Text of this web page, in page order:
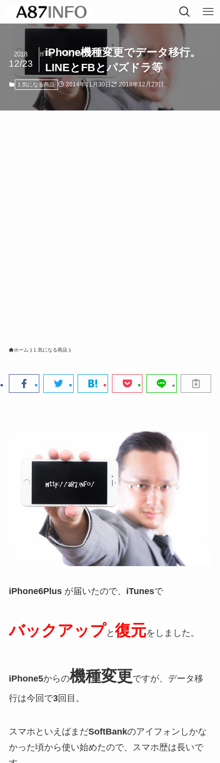
iPhone機種変更でデータ移行。
LINEとFBとパズドラ等
2018
12/23
1.気になる商品 2014年11月30日 2018年12月23日
ホーム 1.気になる商品
iPhone6Plusが届いたので、 iTunesで
バックアップと 復元をしました。
iPhone5からの機種変更ですが、データ移
行は今回で3回目。
スマホといえばまだSoftBankのアイフォンしかな
かった頃から使い始めたので、スマホ歴は長いで